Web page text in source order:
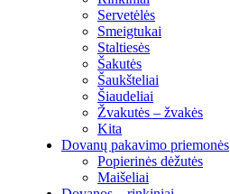
Servetėlės
Smeigtukai
Staltiesės
Šakutės
Šaukšteliai
Šiaudeliai
Žvakutės – žvakės
Kita
Dovanų pakavimo priemonės
Popierinės dėžutės
Maišeliai